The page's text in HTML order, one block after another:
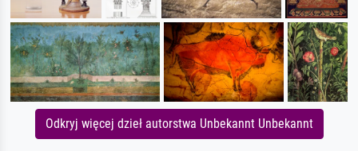
Odkryj więcej dzieł autorstwa Unbekannt Unbekannt